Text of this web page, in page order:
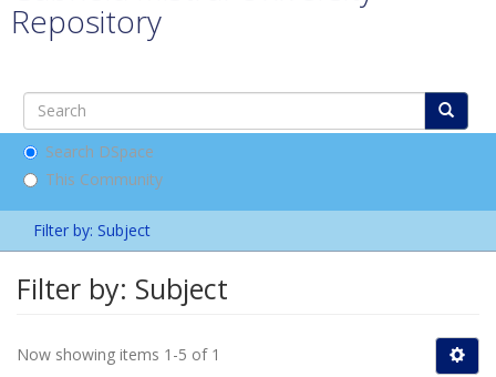
Repository
Search DSpace
This Community
Filter by: Subject
Filter by: Subject
Now showing items 1-5 of 1